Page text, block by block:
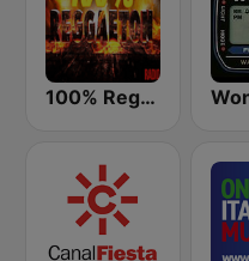
100% Reggaeton Radio